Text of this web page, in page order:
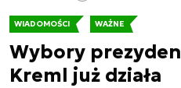
WIADOMOŚCI WAŻNE
Wybory
Kreml już działa